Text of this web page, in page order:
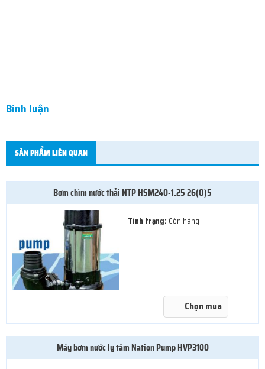
Bình luận
SẢN PHẨM LIÊN QUAN
Bơm chìm nước thải NTP HSM240-1.25 26(O)5
Tình trạng: Còn hàng
Chọn mua
Máy bơm nước ly tâm Nation Pump HVP3100